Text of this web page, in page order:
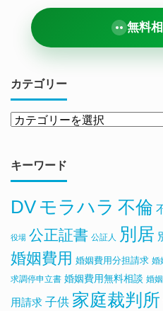
無料
カテゴリー
キーワード
DV モラハラ 不倫
役場 公正証書 公証人 別居
婚姻費用 婚姻費用分担請求 婚
求調停申立書 婚姻費用無料相談 婚
用請求 子供 家庭裁判所